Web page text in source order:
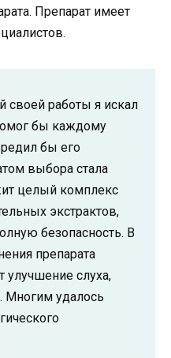
Препарат имеет
своей работы я искал
бы каждому
бы его
выбора стала
целый комплекс
экстрактов,
безопасность. В
препарата
улучшение слуха,
Многим удалось